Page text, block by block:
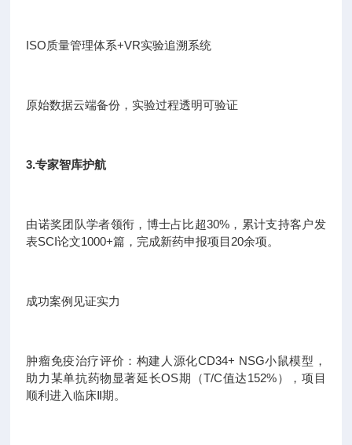
ISO质量管理体系+VR实验追溯系统
原始数据云端备份，实验过程透明可验证
3.专家智库护航
由诺奖团队学者领衔，博士占比超30%，累计支持客户发
表SCI论文1000+篇，完成新药申报项目20余项。
成功案例见证实力
肿瘤免疫治疗评价：构建人源化CD34+ NSG小鼠模型，
助力某单抗药物显著延长OS期（T/C值达152%），项目
顺利进入临床Ⅱ期。